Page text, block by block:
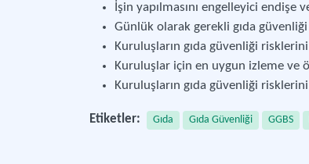
İşin yapılmasını engelleyici
Günlük olarak gerekli gıda
Kuruluşların gıda güvenliği
Kuruluşlar için en uygun izleme ve
Kuruluşların gıda güvenliği
Etiketler: Gıda Gıda Güvenliği GGBS